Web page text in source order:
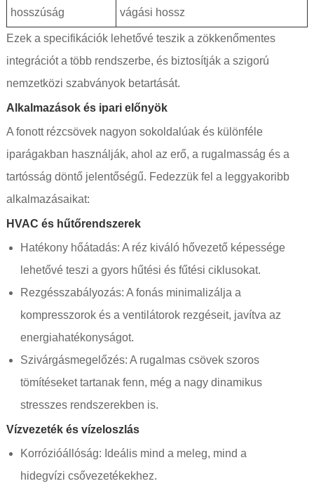
hosszúság
vágási hossz
Ezek a specifikációk lehetővé teszik a zökkenőmentes
integrációt a több rendszerbe, és biztosítják a szigorú
nemzetközi szabványok betartását.
Alkalmazások és ipari előnyök
A fonott rézcsövek nagyon sokoldalúak és különféle
iparágakban használják, ahol az erő, a rugalmasság és a
tartósság döntő jelentőségű. Fedezzük fel a leggyakoribb
alkalmazásaikat:
HVAC és hűtőrendszerek
Hatékony hőátadás: A réz kiváló hővezető képessége
lehetővé teszi a gyors hűtési és fűtési ciklusokat.
Rezgésszabályozás: A fonás minimalizálja a
kompresszorok és a ventilátorok rezgéseit, javítva az
energiahatékonyságot.
Szivárgásmegelőzés: A rugalmas csövek szoros
tömítéseket tartanak fenn, még a nagy dinamikus
stresszes rendszerekben is.
Vízvezeték és vízeloszlás
Korrózióállóság: Ideális mind a meleg, mind a
hidegvízi csővezetékekhez.